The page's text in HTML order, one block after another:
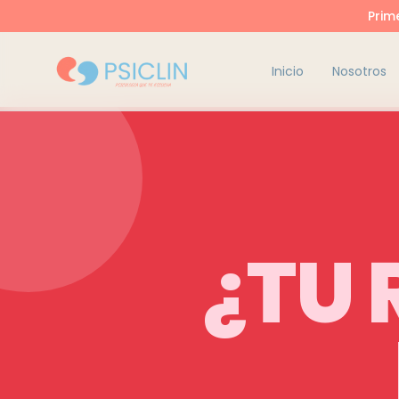
Inicio Nosotros
¿TU